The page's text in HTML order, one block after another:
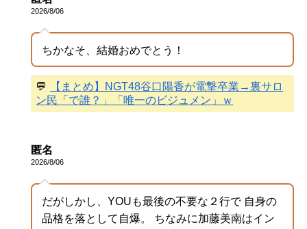
2026/8/06
ちかなそ、結婚おめでとう！
💬
【まとめ】NGT48谷口陽香が電撃卒業→裏サロ
ン民「で誰？」「唯一のビジュメン」ｗ
匿名
2026/8/06
だがしかし、YOUも最後の不要な２行で 自身の
品格を落として自爆。 ちなみに加藤美南はイン